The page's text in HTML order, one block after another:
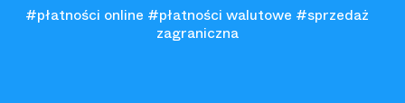
#płatności online #płatności walutowe #sprzedaż
zagraniczna